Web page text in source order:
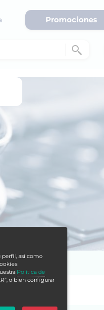
Promociones
perfil, así como
Política de
o bien configurar